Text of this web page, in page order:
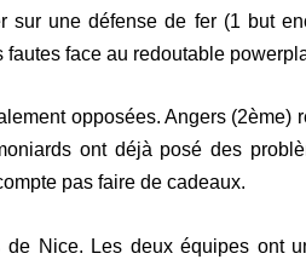
sur une défense de fer (1 but
face au redoutable
opposées. Angers (2ème)
ont déjà posé des
pas faire de cadeaux.
Nice. Les deux équipes ont